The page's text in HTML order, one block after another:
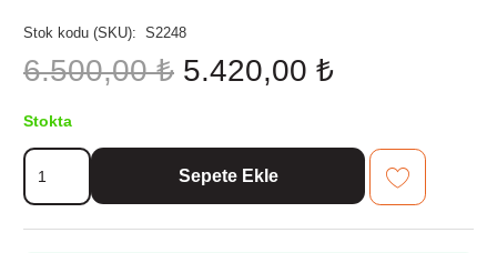
Stok kodu (SKU): S2248
6.500,00₺ Orijinal
fiyat:
5.420,00 ₺Şu
Stokta
Evimsaray
Dora
7
Sepete Ekle